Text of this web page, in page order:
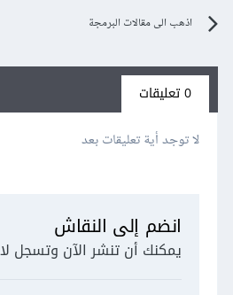
اذهب الى مقالات البرمجة
0 تعليقات
لا توجد أية تعليقات بعد
انضم إلى النقاش
يمكنك أن تنشر الآن وتسجل